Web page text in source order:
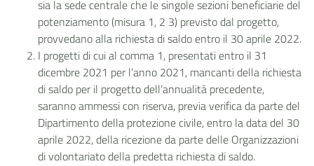
sia la sede centrale che le singole sezioni beneficiarie del
potenziamento (misura 1, 2 3) previsto dal progetto,
provvedano alla richiesta di saldo entro il 30 aprile 2022.
I progetti di cui al comma 1, presentati entro il 31
dicembre 2021 per l’anno 2021, mancanti della richiesta
di saldo per il progetto dell’annualità precedente,
saranno ammessi con riserva, previa verifica da parte del
Dipartimento della protezione civile, entro la data del 30
aprile 2022, della ricezione da parte delle Organizzazioni
di volontariato della predetta richiesta di saldo.